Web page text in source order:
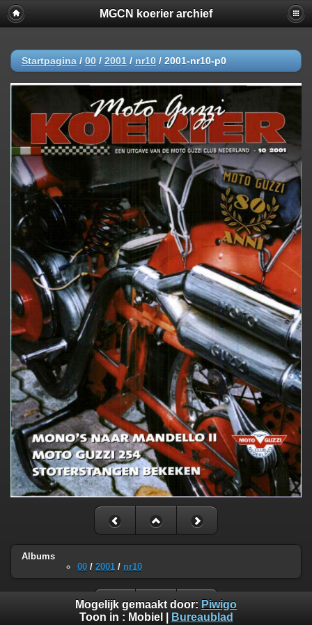
MGCN koerier archief
Startpagina / 00 / 2001 / nr10 / 2001-nr10-p0
Albums
00 / 2001 / nr10
Mogelijk gemaakt door: Piwigo
Toon in : Mobiel Bureaublad